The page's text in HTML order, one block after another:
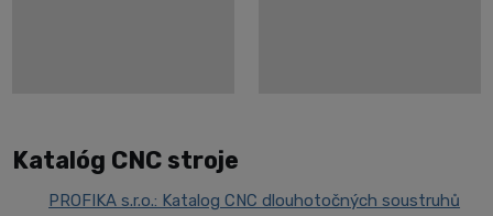
Katalóg CNC stroje
PROFIKA s.r.o.: Katalog CNC dlouhotočných soustruhů